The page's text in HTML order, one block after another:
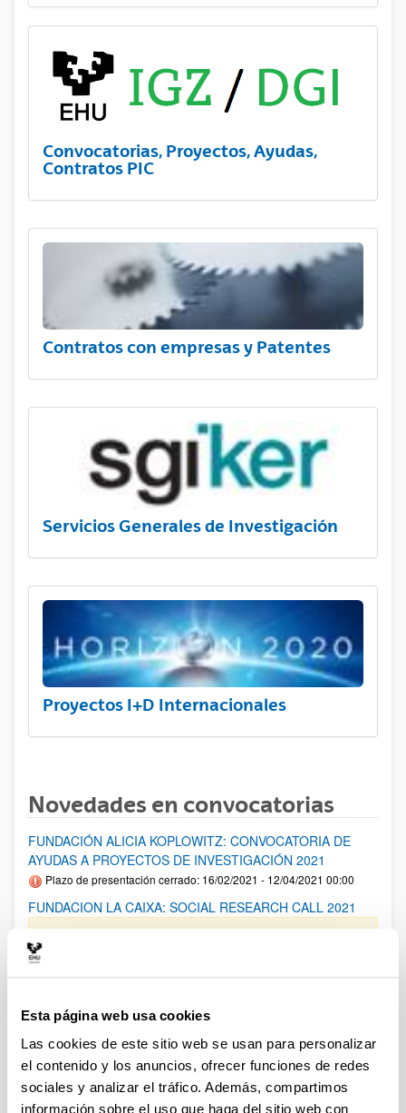
Esta página web usa cookies
Las cookies de este sitio web se usan para personalizar
el contenido y los anuncios, ofrecer funciones de redes
sociales y analizar el tráfico. Además, compartimos
información sobre el uso que haga del sitio web con
Convocatorias, Proyectos, Ayudas,
Contratos PIC
Contratos con empresas y Patentes
Servicios Generales de Investigación
Proyectos I+D Internacionales
Novedades en convocatorias
FUNDACIÓN ALICIA KOPLOWITZ: CONVOCATORIA DE
AYUDAS A PROYECTOS DE INVESTIGACIÓN 2021
Plazo de presentación cerrado: 16/02/2021 - 12/04/2021 00:00
FUNDACION LA CAIXA: SOCIAL RESEARCH CALL 2021
Plazo de presentación cerrado: 09/02/2021 - 02/03/2021 15:00
El plazo finalizará el 02/03/2021 a las 15:00
Proyectos de investigación en Salud (ISCIII) 2021
Plazo de presentación cerrado: 02/02/2021 - 23/02/2021 15:00